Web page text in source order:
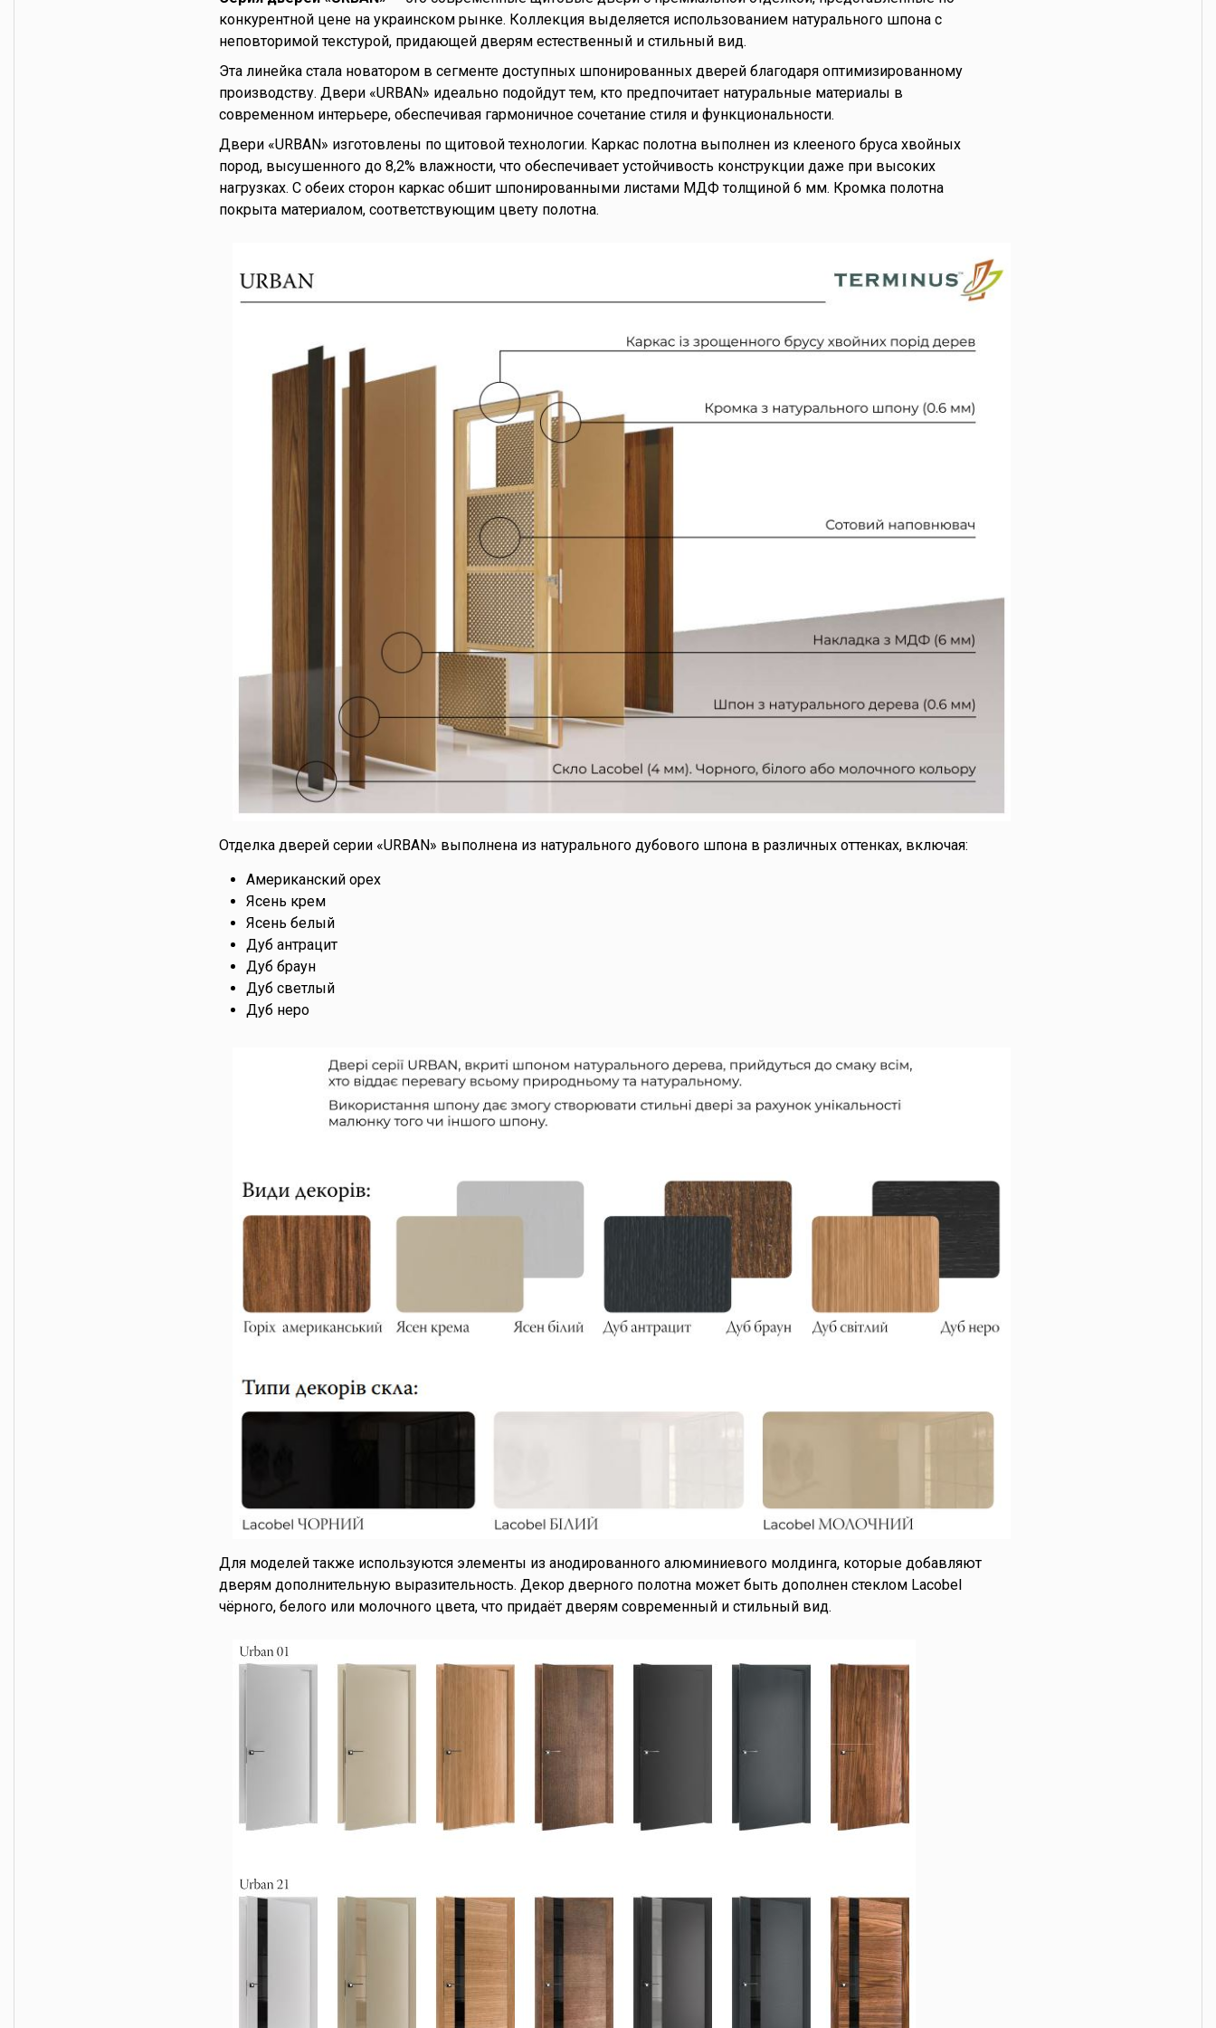
конкурентной цене на украинском рынке. Коллекция выделяется использованием натурального шпона с
неповторимой текстурой, придающей дверям естественный и стильный вид.
Эта линейка стала новатором в сегменте доступных шпонированных дверей благодаря оптимизированному
производству. Двери «URBAN» идеально подойдут тем, кто предпочитает натуральные материалы в
современном интерьере, обеспечивая гармоничное сочетание стиля и функциональности.
Двери «URBAN» изготовлены по щитовой технологии. Каркас полотна выполнен из клееного бруса хвойных
пород, высушенного до 8,2% влажности, что обеспечивает устойчивость конструкции даже при высоких
нагрузках. С обеих сторон каркас обшит шпонированными листами МДФ толщиной 6 мм. Кромка полотна
покрыта материалом, соответствующим цвету полотна.
Отделка дверей серии «URBAN» выполнена из натурального дубового шпона в различных оттенках, включая:
Американский орех
Ясень крем
Ясень белый
Дуб антрацит
Дуб браун
Дуб светлый
Дуб неро
Для моделей также используются элементы из анодированного алюминиевого молдинга, которые добавляют
дверям дополнительную выразительность. Декор дверного полотна может быть дополнен стеклом Lacobel
чёрного, белого или молочного цвета, что придаёт дверям современный и стильный вид.